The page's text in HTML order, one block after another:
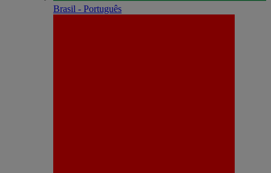
Brasil - Português